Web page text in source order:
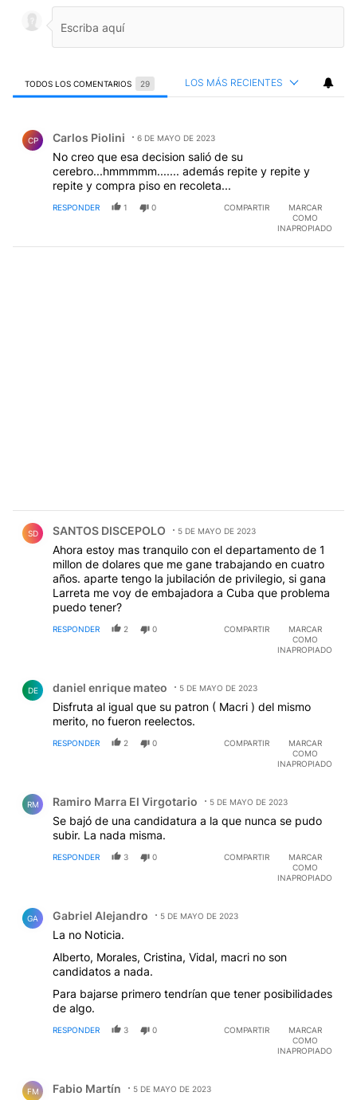
TODOS LOS COMENTARIOS 29 LOS MÁS RECIENTES
CP Carlos Piolini 6 DE MAYO DE 2023
No creo que esa decision salió de su
cerebro...hmmmmm....... además repite y repite y
repite y compra piso en recoleta...
RESPONDER 1 0 COMPARTIR
MARCAR
COMO
INAPROPIADO
SD SANTOS DISCEPOLO 5 DE MAYO DE 2023
Ahora estoy mas tranquilo con el departamento de 1
millon de dolares que me gane trabajando en cuatro
años. aparte tengo la jubilación de privilegio, si gana
Larreta me voy de embajadora a Cuba que problema
puedo tener?
RESPONDER 2 0 COMPARTIR
MARCAR
COMO
INAPROPIADO
DE daniel enrique mateo 5 DE MAYO DE 2023
Disfruta al igual que su patron ( Macri ) del mismo
merito, no fueron reelectos.
RESPONDER 2 0 COMPARTIR
MARCAR
COMO
INAPROPIADO
RM Ramiro Marra El Virgotario 5 DE MAYO DE 2023
Se bajó de una candidatura a la que nunca se pudo
subir. La nada misma.
RESPONDER 3 0 COMPARTIR
MARCAR
COMO
INAPROPIADO
GA Gabriel Alejandro 5 DE MAYO DE 2023
La no Noticia.
Alberto, Morales, Cristina, Vidal, macri no son
candidatos a nada.
Para bajarse primero tendrían que tener posibilidades
de algo.
RESPONDER 3 0 COMPARTIR
MARCAR
COMO
INAPROPIADO
FM Fabio Martín 5 DE MAYO DE 2023